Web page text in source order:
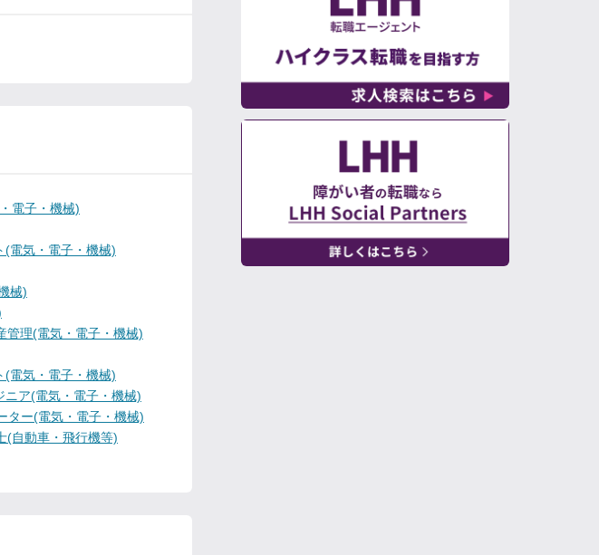
電子・機械)
(電気・電子・機械)
械)
管理(電気・電子・機械)
(電気・電子・機械)
ア(電気・電子・機械)
ター(電気・電子・機械)
(自動車・飛行機等)